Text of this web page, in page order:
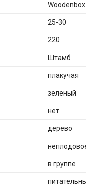
25-30
220
Штамб
плакучая
зеленый
нет
дерево
в группе